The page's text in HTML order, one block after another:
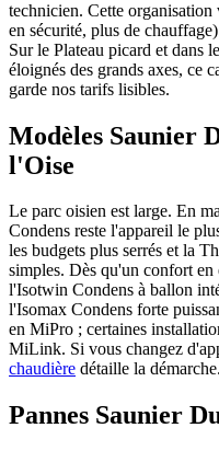
technicien. Cette
en sécurité, plus de
Sur le Plateau picard et dans
éloignés des grands axes, ce
garde nos tarifs lisibles.
Modèles Saunier
l'Oise
Le parc oisien est large. En
Condens reste l'appareil le
les budgets plus serrés et la
simples. Dès qu'un confort en
l'Isotwin Condens à ballon
l'Isomax Condens forte
en MiPro ; certaines
MiLink. Si vous changez
chaudière détaille la démarche.
Pannes Saunier